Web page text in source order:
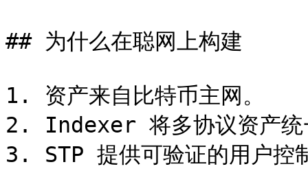
## 为什么在聪网上构建
1. 资产来自比特币主网。
2. Indexer 将多协议资产统
3. STP 提供可验证的用户控